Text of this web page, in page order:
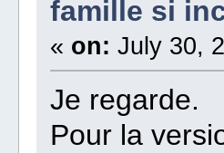
famille si
« on: July 30,
Je regarde.
Pour la